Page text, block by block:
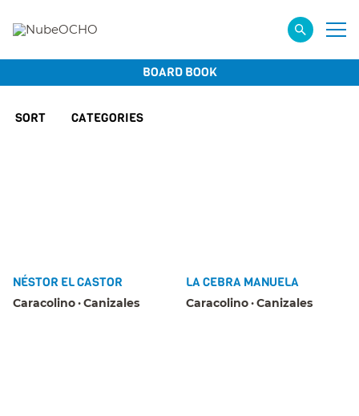
BOARD BOOK
SORT CATEGORIES
NÉSTOR EL CASTOR
Caracolino Canizales
LA CEBRA MANUELA
Caracolino Canizales